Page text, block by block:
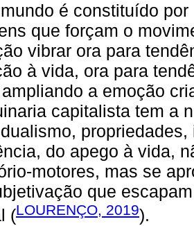
é constituído
que forçam o
vibrar ora para
à vida, ora para
a emoção
capitalista tem a
do apego à vida,
motores, mas se
que
(LOURENÇO, 2019).